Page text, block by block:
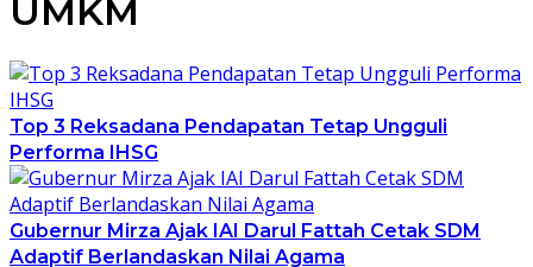
UMKM
Top 3 Reksadana Pendapatan Tetap Ungguli
Performa IHSG
Gubernur Mirza Ajak IAI Darul Fattah Cetak SDM
Adaptif Berlandaskan Nilai Agama